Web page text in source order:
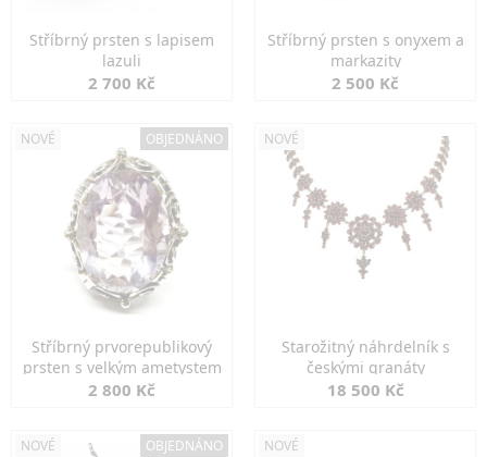
Stříbrný prsten s lapisem
lazuli
2 700 Kč
Stříbrný prsten s onyxem a
markazity
2 500 Kč
NOVÉ OBJEDNÁNO
Stříbrný prvorepublikový
prsten s velkým ametystem
2 800 Kč
NOVÉ
Starožitný náhrdelník s
českými granáty
18 500 Kč
NOVÉ OBJEDNÁNO NOVÉ